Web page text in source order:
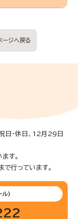
ージへ戻る
・休日、12月29日
す。
行っています。
ル)